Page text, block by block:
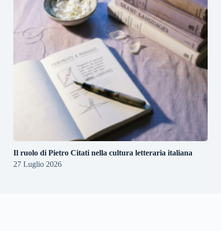
Il ruolo di Pietro Citati nella cultura letteraria italiana
27 Luglio 2026